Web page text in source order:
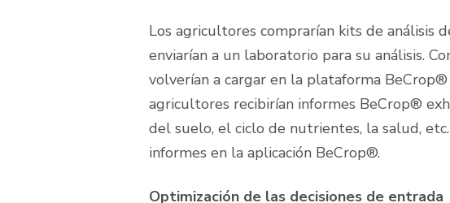
Los agricultores comprarían kits de análisis
enviarían a un laboratorio para su análisis.
volverían a cargar en la plataforma
agricultores recibirían informes BeCrop®
del suelo, el ciclo de nutrientes, la salud,
informes en la aplicación BeCrop®.
Optimización de las decisiones de entrada